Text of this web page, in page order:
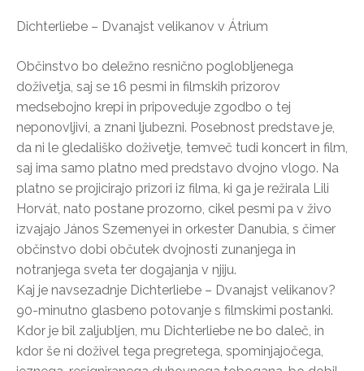
Dichterliebe – Dvanajst velikanov v Átrium
Občinstvo bo deležno resnično poglobljenega
doživetja, saj se 16 pesmi in filmskih prizorov
medsebojno krepi in pripoveduje zgodbo o tej
neponovljivi, a znani ljubezni. Posebnost predstave je,
da ni le gledališko doživetje, temveč tudi koncert in film,
saj ima samo platno med predstavo dvojno vlogo. Na
platno se projicirajo prizori iz filma, ki ga je režirala Lili
Horvát, nato postane prozorno, cikel pesmi pa v živo
izvajajo János Szemenyei in orkester Danubia, s čimer
občinstvo dobi občutek dvojnosti zunanjega in
notranjega sveta ter dogajanja v njiju.
Kaj je navsezadnje Dichterliebe – Dvanajst velikanov?
90-minutno glasbeno potovanje s filmskimi postanki.
Kdor je bil zaljubljen, mu Dichterliebe ne bo daleč, in
kdor še ni doživel tega pregretega, spominjajočega,